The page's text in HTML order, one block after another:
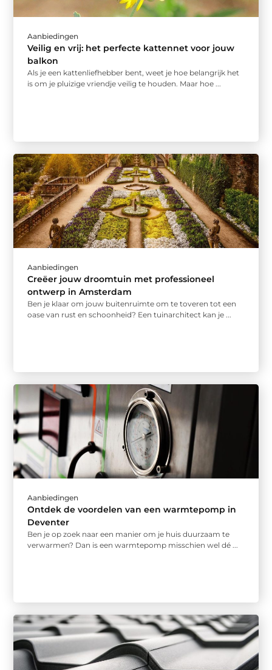
Aanbiedingen
Veilig en vrij: het perfecte kattennet voor jouw
balkon
Als je een kattenliefhebber bent, weet je hoe belangrijk het
is om je pluizige vriendje veilig te houden. Maar hoe ...
Aanbiedingen
Creëer jouw droomtuin met professioneel
ontwerp in Amsterdam
Ben je klaar om jouw buitenruimte om te toveren tot een
oase van rust en schoonheid? Een tuinarchitect kan je ...
Aanbiedingen
Ontdek de voordelen van een warmtepomp in
Deventer
Ben je op zoek naar een manier om je huis duurzaam te
verwarmen? Dan is een warmtepomp misschien wel dé ...